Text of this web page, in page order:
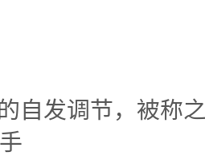
自发调节，被称